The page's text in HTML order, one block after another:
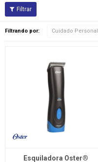
Filtrando por: Cuidado Personal
Esquiladora Oster®